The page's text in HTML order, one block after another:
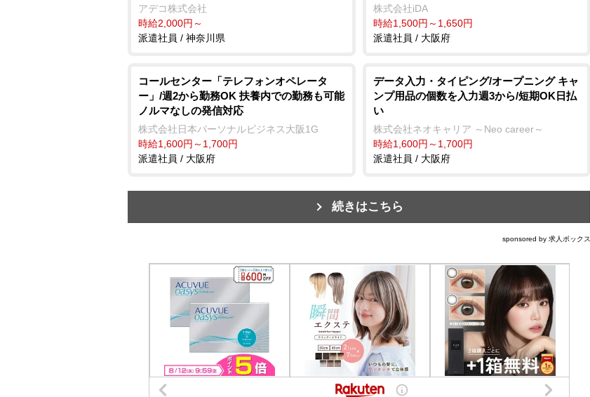
アデコ株式会社
時給2,000円～
派遣社員 / 神奈川県
株式会社iDA
時給1,500円～1,650円
派遣社員 / 大阪府
コールセンター「テレフォンオペレータ
ー」/週2から勤務OK 扶養内での勤務も可能
ノルマなしの発信対応
株式会社日本パーソナルビジネス大阪1G
時給1,600円～1,700円
派遣社員 / 大阪府
データ入力・タイピング/オープニング キャ
ンプ用品の個数を入力週3から/短期OK日払
い
株式会社ネオキャリア ～Neo career～
時給1,600円～1,700円
派遣社員 / 大阪府
続きはこちら
sponsored by 求人ボックス